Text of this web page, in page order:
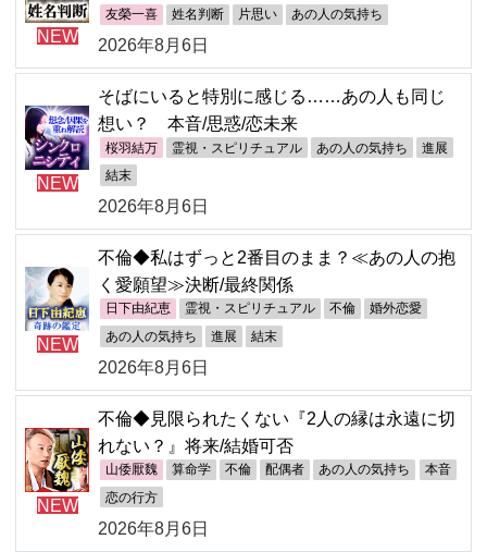
NEW
友榮一喜 姓名判断 片思い あの人の気持ち
2026年8月6日
NEW
そばにいると特別に感じる……あの人も同じ
想い？ 本音/思惑/恋未来
桜羽結万 霊視・スピリチュアル あの人の気持ち 進展
結末
2026年8月6日
NEW
不倫◆私はずっと2番目のまま？≪あの人の抱
く愛願望≫決断/最終関係
日下由紀恵 霊視・スピリチュアル 不倫 婚外恋愛
あの人の気持ち 進展 結末
2026年8月6日
NEW
不倫◆見限られたくない『2人の縁は永遠に切
れない？』将来/結婚可否
山倭厭魏 算命学 不倫 配偶者 あの人の気持ち 本音
恋の行方
2026年8月6日